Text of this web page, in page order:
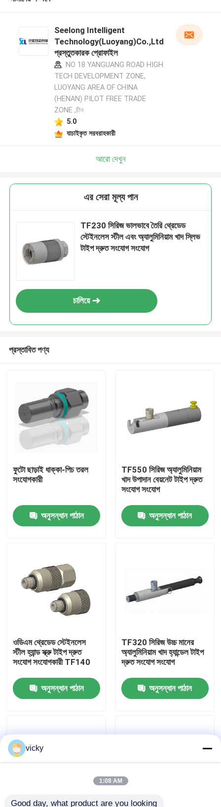
আমাদের সম্বন্ধে
কারখানা ভ্রমণ
গুণগত মান নিয়ন্ত্রণ
যোগাযোগ করুন
মামলা
হাই স্পিড ডায়নামিটার
Seelong Intelligent
Technology(Luoyang)Co.,Ltd
প্রস্তুতকারক প্রোফাইল
NO 18 YANGUANG ROAD HIGH
TECH DEVELOPMENT ZONE,
LUOYANG AREA OF CHINA
(HENAN) PILOT FREE TRADE
ZONE ,চীন
5.0
যাচাইকৃত সরবরাহকারী
আরো দেখুন
এর সেরা মূল্য পান
TF230 সিরিজ ভালভাবে তৈরি থ্রেডেড
স্টেইনলেস স্টীল এবং অ্যালুমিনিয়াম খাদ স্লিভ
টাইপ দ্রুত সংযোগ সংযোগ
চালিয়ে
প্রস্তাবিত পণ্য
ফুটো ছাড়াই ধাক্কা-পিচ তরল
সংযোগকারী
অনুসন্ধান পাঠান
TF550 সিরিজ অ্যালুমিনিয়াম
খাদ উপাদান বেয়নেট টাইপ দ্রুত
সংযোগ সংযোগ
অনুসন্ধান পাঠান
ওডিএম থ্রেডেড স্টেইনলেস
স্টীল হ্যান্ড স্ক্রু টাইপ দ্রুত
সংযোগ সংযোগকারী TF140
অনুসন্ধান পাঠান
TF320 সিরিজ উচ্চ মানের
অ্যালুমিনিয়াম খাদ হ্যান্ডেল টাইপ
দ্রুত সংযোগ সংযোগ
অনুসন্ধান পাঠান
vicky
1:08 AM
Good day, what product are you looking